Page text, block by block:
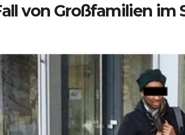
von Großfamilien im